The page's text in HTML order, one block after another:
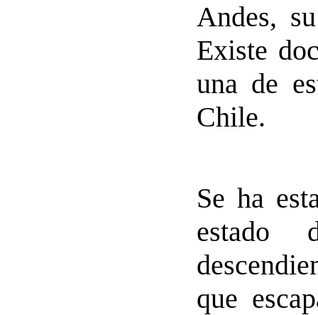
Andes,
Existe
una de
Chile.
Se ha
estado
que